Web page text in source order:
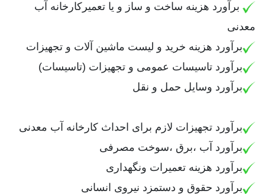
برآورد هزینه ساخت و ساز و یا تعمیرکارخانه آب
معدنی
برآورد هزینه خرید و لیست ماشین آلات و تجهیزات
برآورد تاسیسات عمومی و تجهیزات (تاسیسات)
برآورد وسایل حمل و نقل
برآورد تجهیزات لازم برای احداث کارخانه آب معدنی
برآورد آب ،برق ،سوخت مصرفی
برآورد هزینه تعمیرات ونگهداری
برآورد حقوق و دستمزد نیروی انسانی